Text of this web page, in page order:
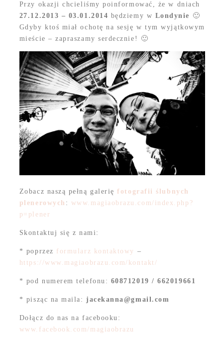
Przy okazji chcieliśmy poinformować, że w dniach
27.12.2013 – 03.01.2014 będziemy w Londynie 🙂
Gdyby ktoś miał ochotę na sesję w tym wyjątkowym
mieście – zapraszamy serdecznie! 🙂
Zobacz naszą pełną galerięfotografii ślubnych
plenerowych : www.magiaobrazu.com/index.php?
p=plener
Skontaktuj się z nami:
* poprzez formularz kontaktowy –
https://www.magiaobrazu.com/kontakt/
* pod numerem telefonu: 608712019 / 662019661
* pisząc na maila:jacekanna@gmail.com
Dołącz do nas na facebooku:
www.facebook.com/magiaobrazu